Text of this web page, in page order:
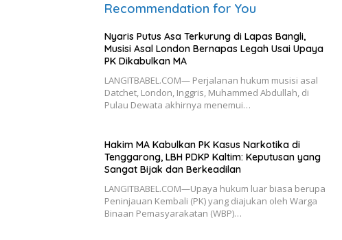
Recommendation for You
Nyaris Putus Asa Terkurung di Lapas Bangli,
Musisi Asal London Bernapas Legah Usai Upaya
PK Dikabulkan MA
LANGITBABEL.COM— Perjalanan hukum musisi asal
Datchet, London, Inggris, Muhammed Abdullah, di
Pulau Dewata akhirnya menemui…
Hakim MA Kabulkan PK Kasus Narkotika di
Tenggarong, LBH PDKP Kaltim: Keputusan yang
Sangat Bijak dan Berkeadilan
LANGITBABEL.COM—Upaya hukum luar biasa berupa
Peninjauan Kembali (PK) yang diajukan oleh Warga
Binaan Pemasyarakatan (WBP)…